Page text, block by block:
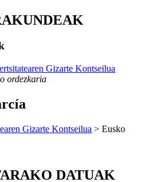
Gizarte Kontseilua
ordezkaria
Gizarte Kontseilua > Eusko
DATUAK